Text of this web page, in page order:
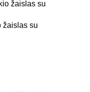
žaislas su